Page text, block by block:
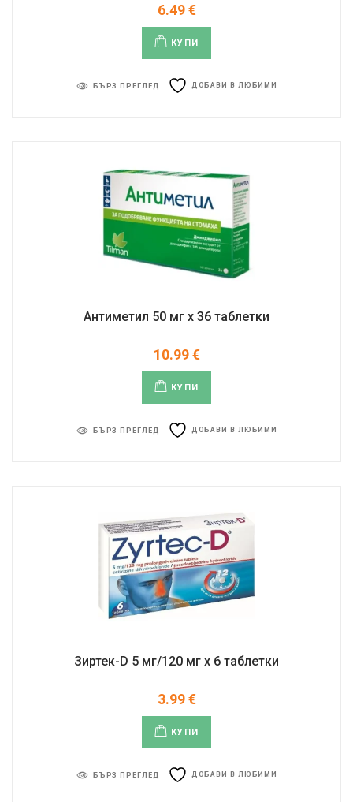
6.49€
КУПИ
БЪРЗ ПРЕГЛЕД ДОБАВИ В ЛЮБИМИ
Антиметил 50 мг x 36 таблетки
10.99€
КУПИ
БЪРЗ ПРЕГЛЕД ДОБАВИ В ЛЮБИМИ
Зиртек-D 5 мг/120 мг x 6 таблетки
3.99€
КУПИ
БЪРЗ ПРЕГЛЕД ДОБАВИ В ЛЮБИМИ